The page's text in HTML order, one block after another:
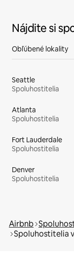
Nájdite si
Obľúbené lokality
Seattle
Spoluhostitelia
Atlanta
Spoluhostitelia
Fort Lauderdale
Spoluhostitelia
Denver
Spoluhostitelia
Airbnb
Spoluhostitelia